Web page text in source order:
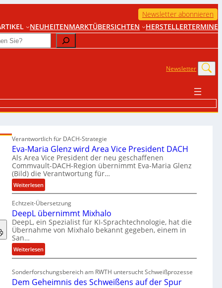
Newsletter abonnieren
NEUHEITENMARKTÜBERSICHTEN HERSTELLERTERMINE
Newsletter
Verantwortlich für DACH-Strategie
Eva-Maria Glenz wird Area Vice President DACH
Als Area Vice President der neu geschaffenen
Commvault-DACH-Region übernimmt Eva-Maria Glenz
(Bild) die Verantwortung für…
Weiterlesen:
E
v
a
-
M
r
i
a
G
Echtzeit-Übersetzung
DeepL übernimmt Mixhalo
DeepL, ein Spezialist für KI-Sprachtechnologie, hat die
Übernahme von Mixhalo bekannt gegeben, einem in
San…
Weiterlesen:
D
p
Sonderforschungsbereich am RWTH untersucht Schweißprozesse
Dem Geheimnis des Schweißens auf der Spur